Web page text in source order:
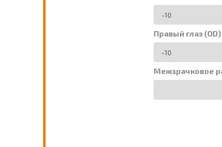
Правый глаз
Межзрачковое